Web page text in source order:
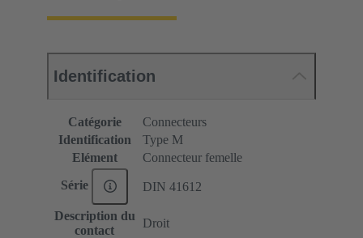
Identification
Catégorie
Connecteurs
Identification
Type M
Elément
Connecteur femelle
Série DIN 41612
Description du
contact
Droit